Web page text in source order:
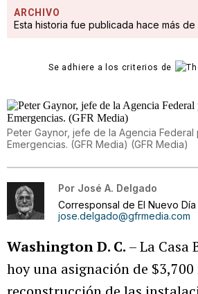
ARCHIVO
Esta historia fue publicada hace más de
Se adhiere a los criterios de
Peter Gaynor, jefe de la Agencia Federal
Emergencias. (GFR Media) (GFR Media)
Por José A. Delgado
Corresponsal de El Nuevo Día
jose.delgado@gfrmedia.com
Washington D. C. – La Casa
hoy una asignación de